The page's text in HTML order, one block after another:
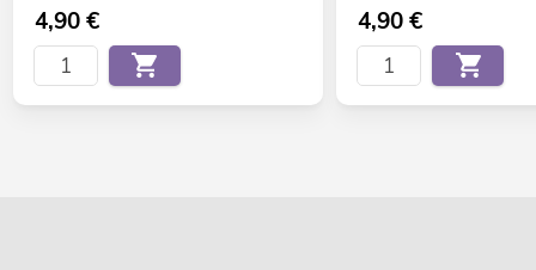
4,90€ 4,90€